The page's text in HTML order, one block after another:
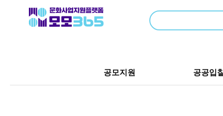
공모지원 공공입